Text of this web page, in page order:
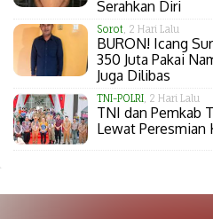
Serahkan Diri
Sorot, 2 Hari Lalu
BURON! Icang
350 Juta Pakai
Juga Dilibas
TNI-POLRI, 2 Hari Lalu
TNI dan Pemkab
Lewat Peresmian